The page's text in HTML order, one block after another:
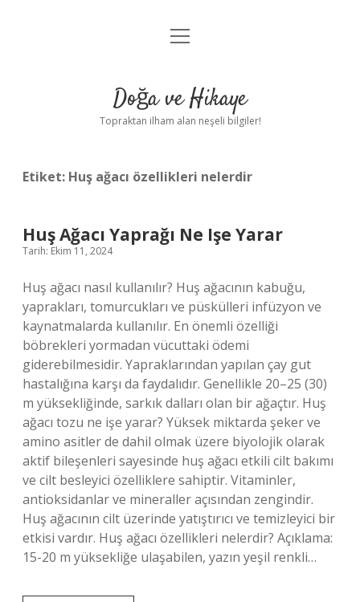
Anasayfa
Yasal Uyarı
menüyü
Doğa ve Hikaye
Topraktan ilham alan neşeli bilgiler!
Etiket: Huş ağacı özellikleri nelerdir
Huş Ağacı Yaprağı Ne Işe Yarar
Tarih: Ekim 11, 2024
Huş ağacı nasıl kullanılır? Huş ağacının kabuğu,
yaprakları, tomurcukları ve püskülleri infüzyon ve
kaynatmalarda kullanılır. En önemli özelliği
böbrekleri yormadan vücuttaki ödemi
giderebilmesidir. Yapraklarından yapılan çay gut
hastalığına karşı da faydalıdır. Genellikle 20–25 (30)
m yüksekliğinde, sarkık dalları olan bir ağaçtır. Huş
ağacı tozu ne işe yarar? Yüksek miktarda şeker ve
amino asitler de dahil olmak üzere biyolojik olarak
aktif bileşenleri sayesinde huş ağacı etkili cilt bakımı
ve cilt besleyici özelliklere sahiptir. Vitaminler,
antioksidanlar ve mineraller açısından zengindir.
Huş ağacının cilt üzerinde yatıştırıcı ve temizleyici bir
etkisi vardır. Huş ağacı özellikleri nelerdir? Açıklama:
15-20 m yüksekliğe ulaşabilen, yazın yeşil renkli…